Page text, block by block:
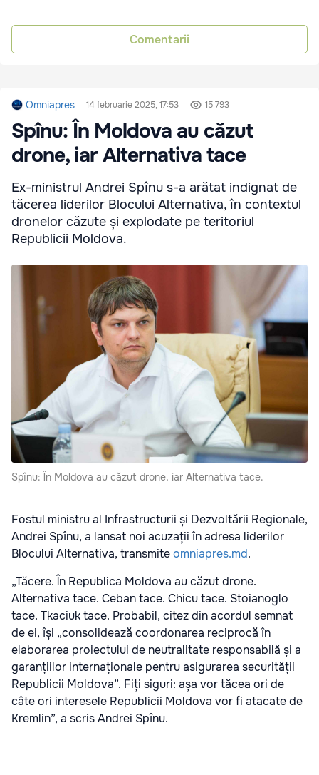
Comentarii
Omniapres 14 februarie 2025, 17:53 15 793
Spînu: În Moldova au căzut
drone, iar Alternativa tace
Ex-ministrul Andrei Spînu s-a arătat indignat de
tăcerea liderilor Blocului Alternativa, în contextul
dronelor căzute și explodate pe teritoriul
Republicii Moldova.
Spînu: În Moldova au căzut drone, iar Alternativa tace.
Fostul ministru al Infrastructurii și Dezvoltării Regionale,
Andrei Spînu, a lansat noi acuzații în adresa liderilor
Blocului Alternativa, transmiteomniapres.md.
„Tăcere. În Republica Moldova au căzut drone.
Alternativa tace. Ceban tace. Chicu tace. Stoianoglo
tace. Tkaciuk tace. Probabil, citez din acordul semnat
de ei, își „consolidează coordonarea reciprocă în
elaborarea proiectului de neutralitate responsabilă și a
garanțiilor internaționale pentru asigurarea securității
Republicii Moldova”. Fiți siguri: așa vor tăcea ori de
câte ori interesele Republicii Moldova vor fi atacate de
Kremlin”, a scris Andrei Spînu.